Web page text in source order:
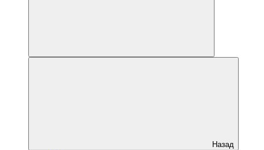
Назад